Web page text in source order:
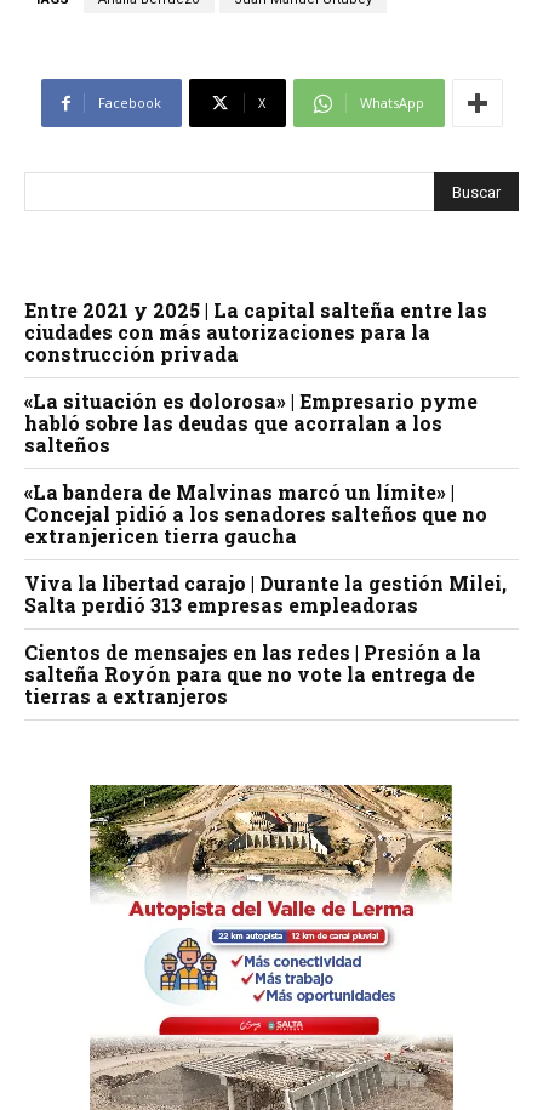
Facebook X WhatsApp
Entre 2021 y 2025 | La capital salteña entre las
ciudades con más autorizaciones para la
construcción privada
«La situación es dolorosa» | Empresario pyme
habló sobre las deudas que acorralan a los
salteños
«La bandera de Malvinas marcó un límite» |
Concejal pidió a los senadores salteños que no
extranjericen tierra gaucha
Viva la libertad carajo | Durante la gestión Milei,
Salta perdió 313 empresas empleadoras
Cientos de mensajes en las redes | Presión a la
salteña Royón para que no vote la entrega de
tierras a extranjeros